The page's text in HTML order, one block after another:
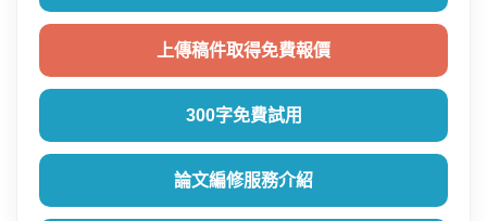
上傳稿件取得免費報價
300字免費試用
論文編修服務介紹